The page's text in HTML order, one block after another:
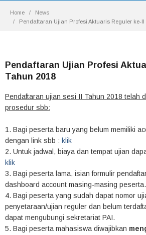
Home
News
Pendaftaran Ujian Profesi Aktuaris Reguler ke-II
Pendaftaran Ujian Profesi
Tahun 2018
Pendaftaran ujian sesi II Tahun 2018 telah
prosedur sbb:
1. Bagi peserta baru yang belum memiliki
dengan link sbb : klik
2. Untuk jadwal, biaya dan tempat ujian
klik
3. Bagi peserta lama, isian formulir
dashboard account masing-masing peserta.
4. Bagi peserta yang sudah dapat nomor
penyetaraan/ujian reguler dan belum
dapat mengubungi sekretariat PAI.
5. Bagi peserta mahasiswa diwajibkan